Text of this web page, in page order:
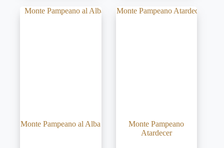
Monte Pampeano al Alba
Monte Pampeano
Atardecer